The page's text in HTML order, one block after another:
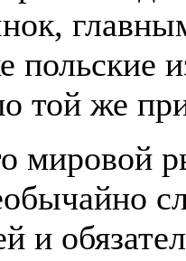
польские
той же
мировой
и